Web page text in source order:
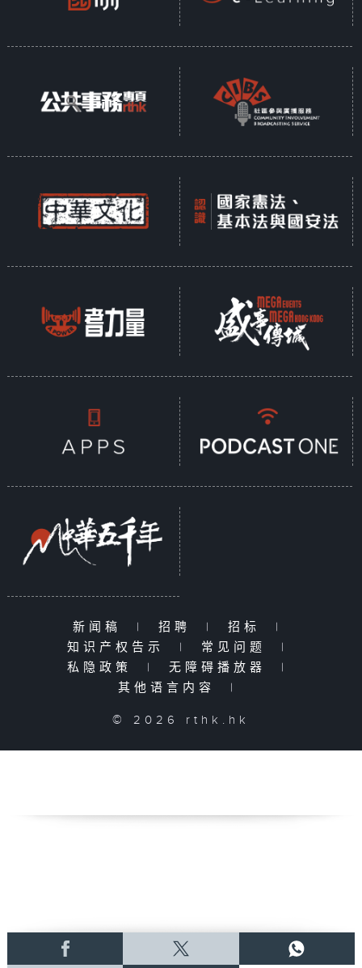
新闻稿 | 招聘 | 招标
|
知识产权告示
| 常见问题
|
私隐政策
| 无障碍播放器
|
其他语言内容
|
© 2026 rthk.hk